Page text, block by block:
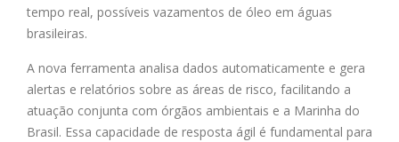
tempo real, possíveis vazamentos de óleo em águas
brasileiras.
A nova ferramenta analisa dados automaticamente e gera
alertas e relatórios sobre as áreas de risco, facilitando a
atuação conjunta com órgãos ambientais e a Marinha do
Brasil. Essa capacidade de resposta ágil é fundamental para